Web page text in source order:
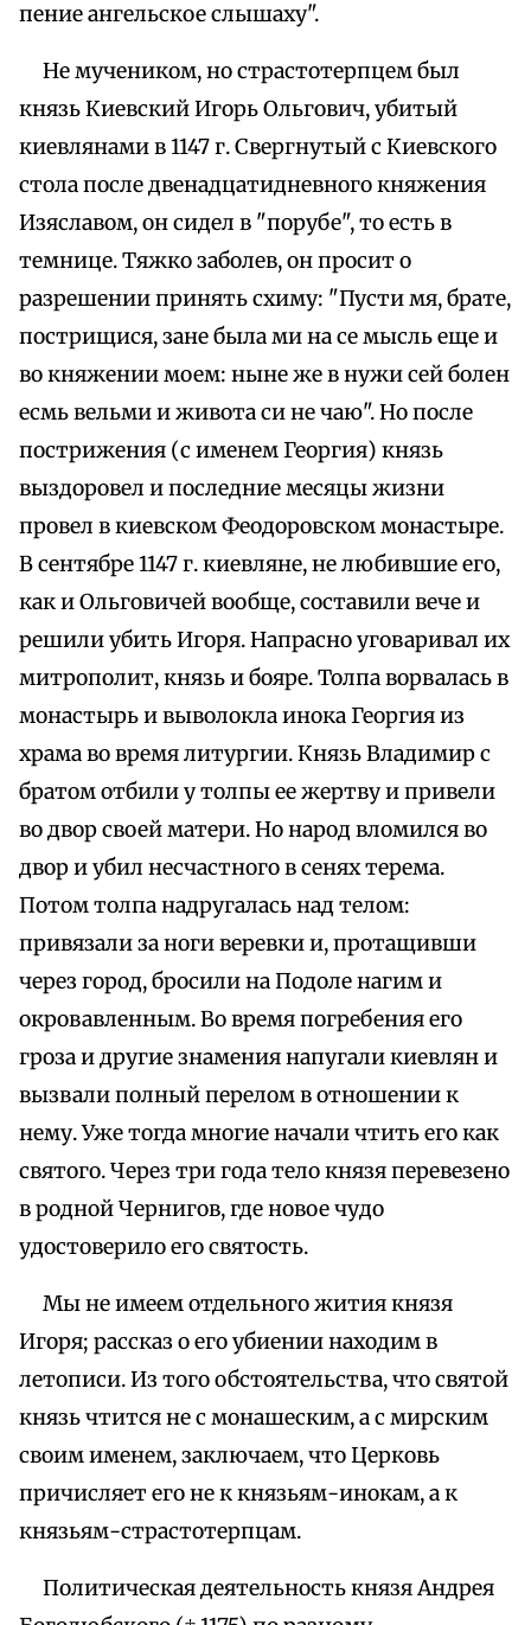
пение ангельское слышаху".
Не мучеником, но страстотерпцем был
князь Киевский Игорь Ольгович, убитый
киевлянами в 1147 г. Свергнутый с Киевского
стола после двенадцатидневного княжения
Изяславом, он сидел в "порубе", то есть в
темнице. Тяжко заболев, он просит о
разрешении принять схиму: "Пусти мя, брате,
пострищися, зане была ми на се мысль еще и
во княжении моем: ныне же в нужи сей болен
есмь вельми и живота си не чаю". Но после
пострижения (с именем Георгия) князь
выздоровел и последние месяцы жизни
провел в киевском Феодоровском монастыре.
В сентябре 1147 г. киевляне, не любившие его,
как и Ольговичей вообще, составили вече и
решили убить Игоря. Напрасно уговаривал их
митрополит, князь и бояре. Толпа ворвалась в
монастырь и выволокла инока Георгия из
храма во время литургии. Князь Владимир с
братом отбили у толпы ее жертву и привели
во двор своей матери. Но народ вломился во
двор и убил несчастного в сенях терема.
Потом толпа надругалась над телом:
привязали за ноги веревки и, протащивши
через город, бросили на Подоле нагим и
окровавленным. Во время погребения его
гроза и другие знамения напугали киевлян и
вызвали полный перелом в отношении к
нему. Уже тогда многие начали чтить его как
святого. Через три года тело князя перевезено
в родной Чернигов, где новое чудо
удостоверило его святость.
Мы не имеем отдельного жития князя
Игоря; рассказ о его убиении находим в
летописи. Из того обстоятельства, что святой
князь чтится не с монашеским, а с мирским
своим именем, заключаем, что Церковь
причисляет его не к князьям-инокам, а к
князьям-страстотерпцам.
Политическая деятельность князя Андрея